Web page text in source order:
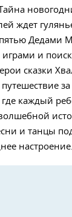
ждет
Дедами
и
сказки
путешествие
каждый
и танцы
настроение.